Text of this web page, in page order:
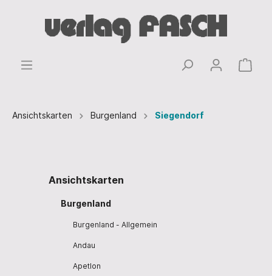
Ansichtskarten Burgenland Siegendorf
Ansichtskarten
Burgenland
Burgenland - Allgemein
Andau
Apetlon